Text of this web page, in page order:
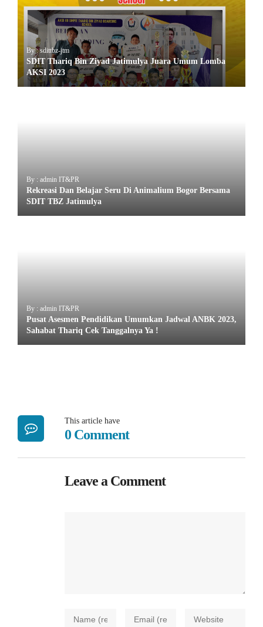
By : sdittbz-jtm
SDIT Thariq Bin Ziyad Jatimulya Juara Umum Lomba
AKSI 2023
By : admin IT&PR
Rekreasi Dan Belajar Seru Di Animalium Bogor Bersama
SDIT TBZ Jatimulya
By : admin IT&PR
Pusat Asesmen Pendidikan Umumkan Jadwal ANBK 2023,
Sahabat Thariq Cek Tanggalnya Ya !
This article have
0 Comment
Leave a Comment